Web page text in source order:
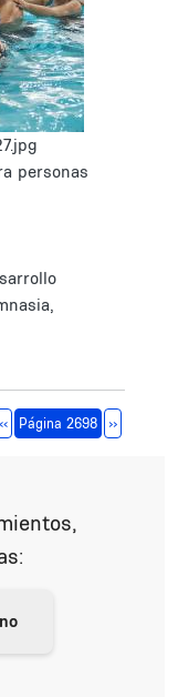
personas
Página anterior
‹‹ Página 2698 Siguiente
››